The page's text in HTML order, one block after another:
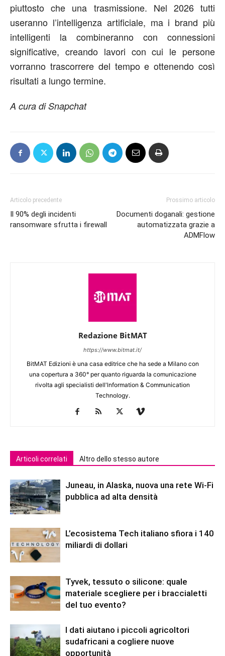
piuttosto che una trasmissione. Nel 2026 tutti
useranno l’intelligenza artificiale, ma i brand più
intelligenti la combineranno con connessioni
significative, creando lavori con cui le persone
vorranno trascorrere del tempo e ottenendo così
risultati a lungo termine.
A cura di Snapchat
Articolo precedente
Il 90% degli incidenti
ransomware sfrutta i firewall
Prossimo articolo
Documenti doganali: gestione
automatizzata grazie a
ADMFlow
Redazione BitMAT
https://www.bitmat.it/
BitMAT Edizioni è una casa editrice che ha sede a Milano con
una copertura a 360° per quanto riguarda la comunicazione
rivolta agli specialisti dell'lnformation & Communication
Technology.
Articoli correlati Altro dello stesso autore
Juneau, in Alaska, nuova una rete Wi-Fi
pubblica ad alta densità
L’ecosistema Tech italiano sfiora i 140
miliardi di dollari
Tyvek, tessuto o silicone: quale
materiale scegliere per i braccialetti
del tuo evento?
I dati aiutano i piccoli agricoltori
sudafricani a cogliere nuove
opportunità